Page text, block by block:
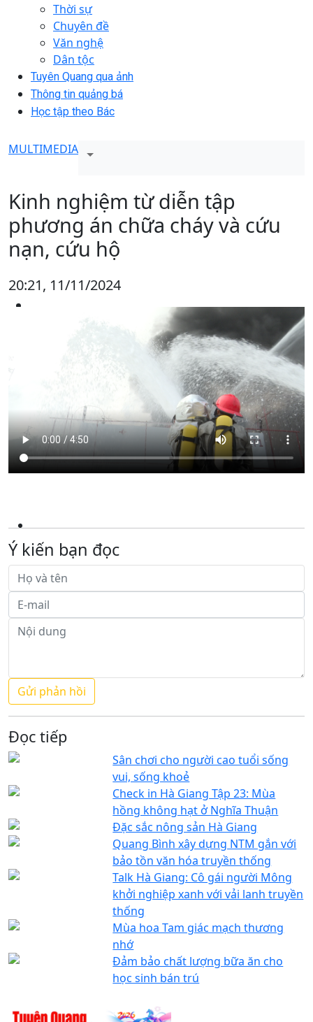
Thời sự
Chuyên đề
Văn nghệ
Dân tộc
Tuyên Quang qua ảnh
Thông tin quảng bá
Học tập theo Bác
MULTIMEDIA
Kinh nghiệm từ diễn tập
phương án chữa cháy và cứu
nạn, cứu hộ
20:21, 11/11/2024
Ý kiến bạn đọc
Đọc tiếp
Sân chơi cho người cao tuổi sống
vui, sống khoẻ
Check in Hà Giang Tập 23: Mùa
hồng không hạt ở Nghĩa Thuận
Đặc sắc nông sản Hà Giang
Quang Bình xây dựng NTM gắn với
bảo tồn văn hóa truyền thống
Talk Hà Giang: Cô gái người Mông
khởi nghiệp xanh với vải lanh truyền
thống
Mùa hoa Tam giác mạch thương
nhớ
Đảm bảo chất lượng bữa ăn cho
học sinh bán trú